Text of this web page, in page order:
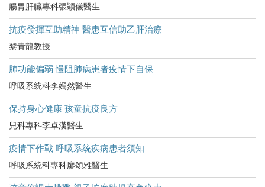
腸胃肝臟專科張穎儀醫生
抗疫發揮互助精神 醫患互信助乙肝治療
黎青龍教授
肺功能偏弱 慢阻肺病患者疫情下自保
呼吸系統科李嫣然醫生
保持身心健康 孩童抗疫良方
兒科專科李卓漢醫生
疫情下作戰 呼吸系統疾病患者須知
呼吸系統科專科廖頌雅醫生